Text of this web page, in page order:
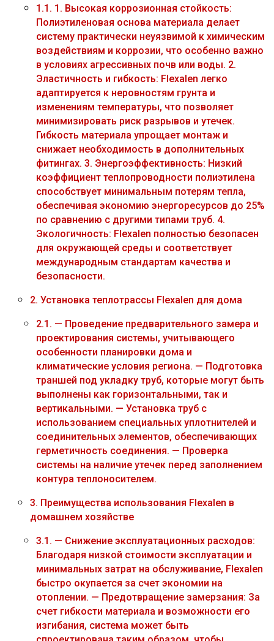
1.1. 1. Высокая коррозионная стойкость:
Полиэтиленовая основа материала делает
систему практически неуязвимой к химическим
воздействиям и коррозии, что особенно важно
в условиях агрессивных почв или воды. 2.
Эластичность и гибкость: Flexalen легко
адаптируется к неровностям грунта и
изменениям температуры, что позволяет
минимизировать риск разрывов и утечек.
Гибкость материала упрощает монтаж и
снижает необходимость в дополнительных
фитингах. 3. Энергоэффективность: Низкий
коэффициент теплопроводности полиэтилена
способствует минимальным потерям тепла,
обеспечивая экономию энергоресурсов до 25%
по сравнению с другими типами труб. 4.
Экологичность: Flexalen полностью безопасен
для окружающей среды и соответствует
международным стандартам качества и
безопасности.
2. Установка теплотрассы Flexalen для дома
2.1. — Проведение предварительного замера и
проектирования системы, учитывающего
особенности планировки дома и
климатические условия региона. — Подготовка
траншей под укладку труб, которые могут быть
выполнены как горизонтальными, так и
вертикальными. — Установка труб с
использованием специальных уплотнителей и
соединительных элементов, обеспечивающих
герметичность соединения. — Проверка
системы на наличие утечек перед заполнением
контура теплоносителем.
3. Преимущества использования Flexalen в
домашнем хозяйстве
3.1. — Снижение эксплуатационных расходов:
Благодаря низкой стоимости эксплуатации и
минимальных затрат на обслуживание, Flexalen
быстро окупается за счет экономии на
отоплении. — Предотвращение замерзания: За
счет гибкости материала и возможности его
изгибания, система может быть